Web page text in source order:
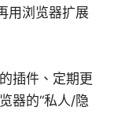
用浏览器扩展
插件、定期更
器的“私人/隐